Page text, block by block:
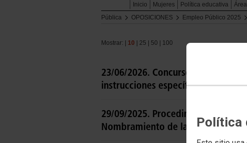
Política
Inicio Mujeres Política educativa
Pública
OPOSICIONES Empleo Público 2025
Mostrar: | 10 | 25 | 50 | 100
23/06/2026. Concurso-oposición
instrucciones específicas y
29/09/2025. Procedimiento
Nombramiento de las Comisiones